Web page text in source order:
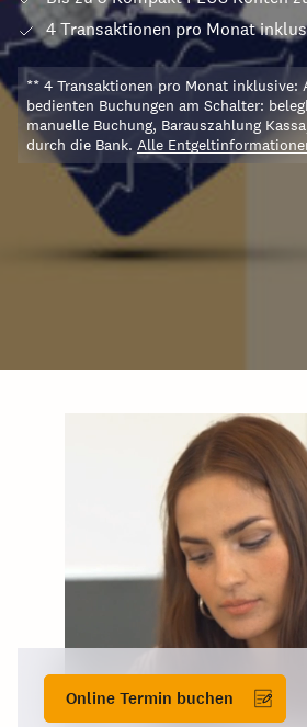
4 Transaktionen pro Monat
** 4 Transaktionen pro Monat inklusive:
bedienten Buchungen am Schalter:
manuelle Buchung, Barauszahlung
durch die Bank. Alle
Online Termin buchen